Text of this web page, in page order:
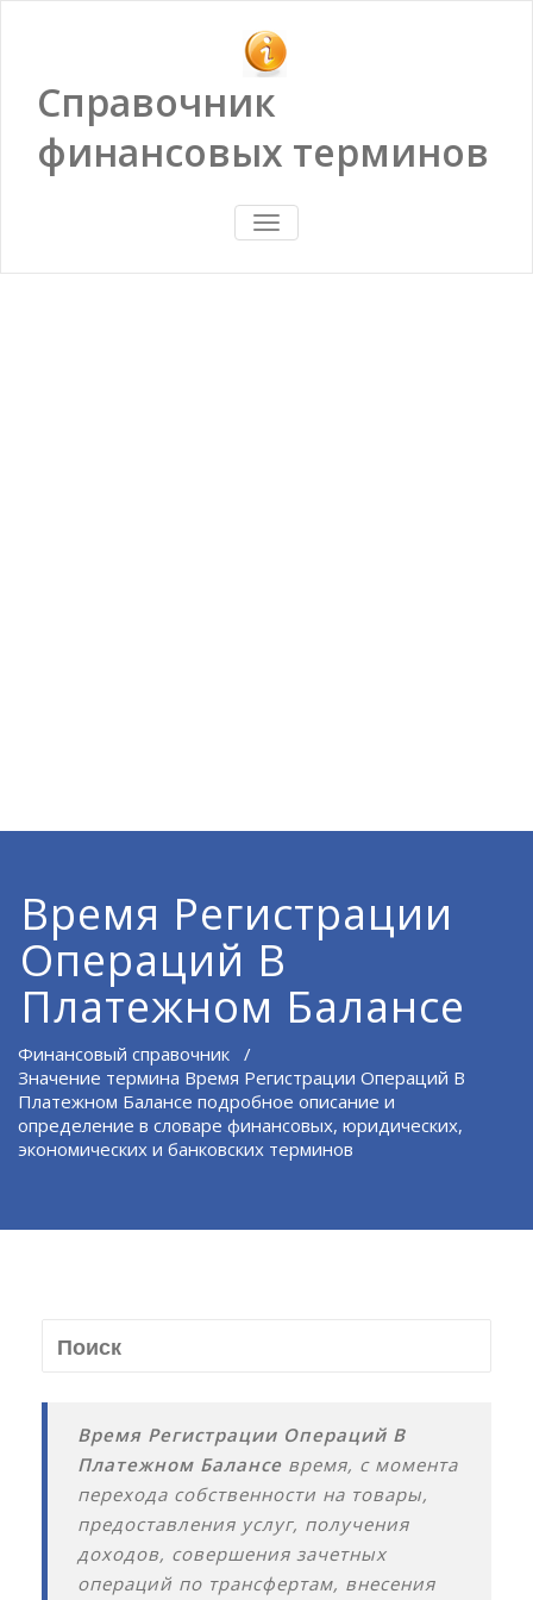
Справочник
финансовых терминов
ПОКАЗАТЬ/
СКРЫТЬ
Время Регистрации
Операций В
Платежном Балансе
Финансовый справочник /
Значение термина Время Регистрации Операций В
Платежном Балансе подробное описание и
определение в словаре финансовых, юридических,
экономических и банковских терминов
Время Регистрации Операций В
Платежном Балансе время, с момента
перехода собственности на товары,
предоставления услуг, получения
доходов, совершения зачетных
операций по трансфертам, внесения